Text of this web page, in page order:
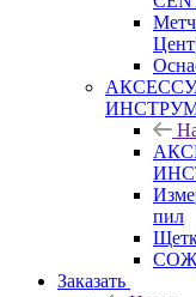
пил
СОЖ
Заказать